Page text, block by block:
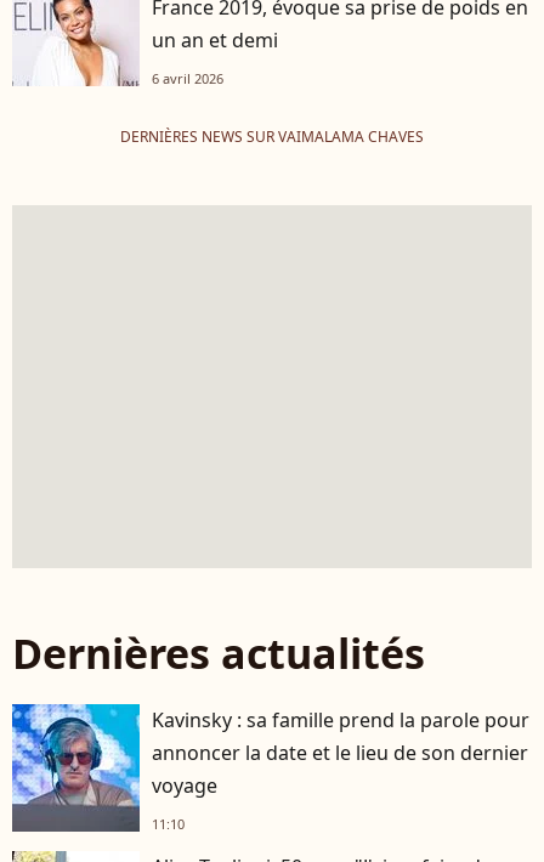
France 2019, évoque sa prise de poids en
un an et demi
6 avril 2026
DERNIÈRES NEWS SUR VAIMALAMA CHAVES
Dernières actualités
Kavinsky : sa famille prend la parole pour
annoncer la date et le lieu de son dernier
voyage
11:10